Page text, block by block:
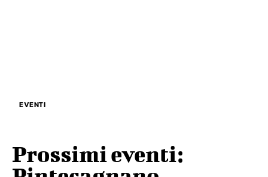
EVENTI
Prossimi eventi: